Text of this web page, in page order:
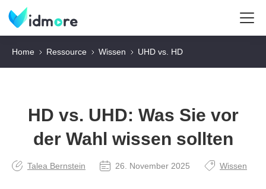
Home Ressource Wissen UHD vs. HD
HD vs. UHD: Was Sie vor
der Wahl wissen sollten
Talea Bernstein 26. November 2025 Wissen